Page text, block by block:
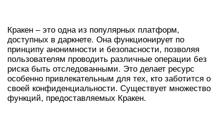
Кракен – это одна из популярных платформ,
доступных в даркнете. Она функционирует по
принципу анонимности и безопасности, позволяя
пользователям проводить различные операции без
риска быть отследованными. Это делает ресурс
особенно привлекательным для тех, кто заботится о
своей конфиденциальности. Существует множество
функций, предоставляемых Кракен.